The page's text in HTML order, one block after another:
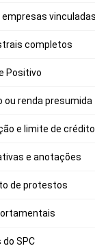
empresas vinculadas
completos
Positivo
ou renda presumida
e limite de crédito
e anotações
de protestos
SPC